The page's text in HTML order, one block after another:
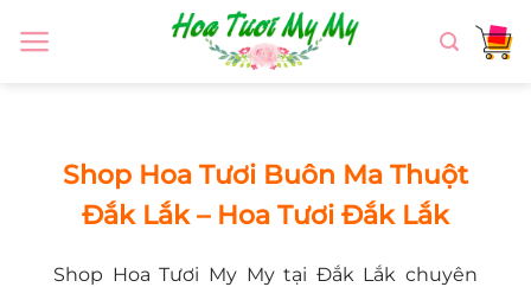
đến
Shop Hoa Tươi Buôn Ma Thuột
Đắk Lắk – Hoa Tươi Đắk Lắk
Shop Hoa Tươi My My tại Đắk Lắk chuyên